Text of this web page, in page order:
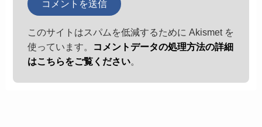
このサイトはスパムを低減するために Akismet を
使っています。
コメントデータの処理方法の詳細
はこちらをご覧ください。